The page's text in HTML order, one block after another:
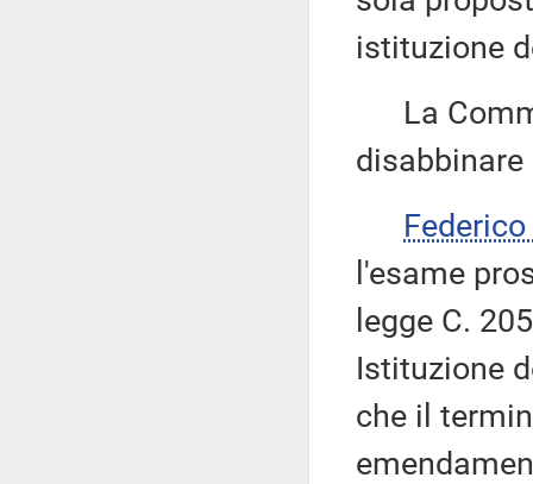
istituzione
La
l'esame
legge C.
Istituzione
che il